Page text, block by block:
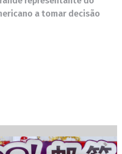
a tomar decisão